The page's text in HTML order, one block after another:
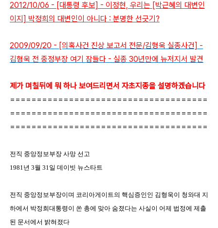
2012/10/06 - [대통령 후보] - 이정현, 우리는 [박근혜의 대변인
이지] 박정희의 대변인이 아니다 : 분명한 선긋기?
2009/09/20 - [의혹사건 진상 보고서 전문/김형욱 실종사건] -
김형욱 전 중정부장 여기 잠들다 - 실종 30년만에 뉴저지서 발견
제가 며칠뒤에 뭐 하나 보여드리면서 자초지종을 설명하겠습니다
=====================================
=====================================
=====================================
전직 중앙정보부장 사망 선고
1981년 3월 31일 데이빗 뉴스타트
전직 중앙정보부장이며 코리아게이트의 핵심증인인 김형욱이 청와대 지
하에서 박정희대통령이 쏜 총에 맞아 숨졌다는 사실이 어제 법정에 제출
된 문서에서 밝혀졌다